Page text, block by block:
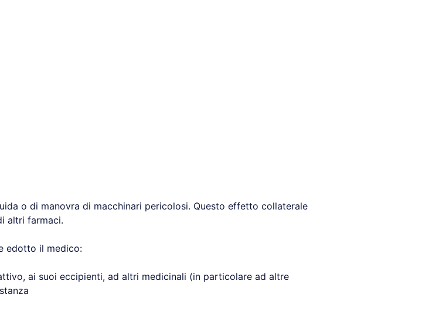
o di manovra di macchinari pericolosi. Questo effetto collaterale
altri farmaci.
edotto il medico:
ai suoi eccipienti, ad altri medicinali (in particolare ad altre